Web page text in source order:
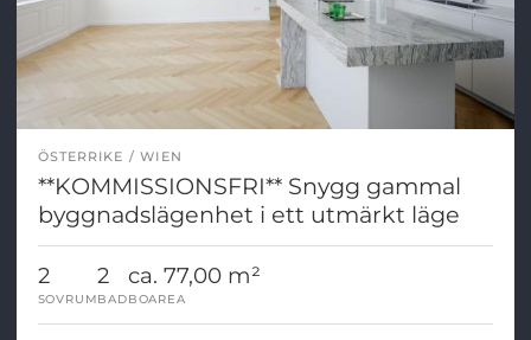
ÖSTERRIKE WIEN
**KOMMISSIONSFRI** Snygg gammal
byggnadslägenhet i ett utmärkt läge
2
SOVRUM
2
BAD
ca. 77,00 m²
BOAREA